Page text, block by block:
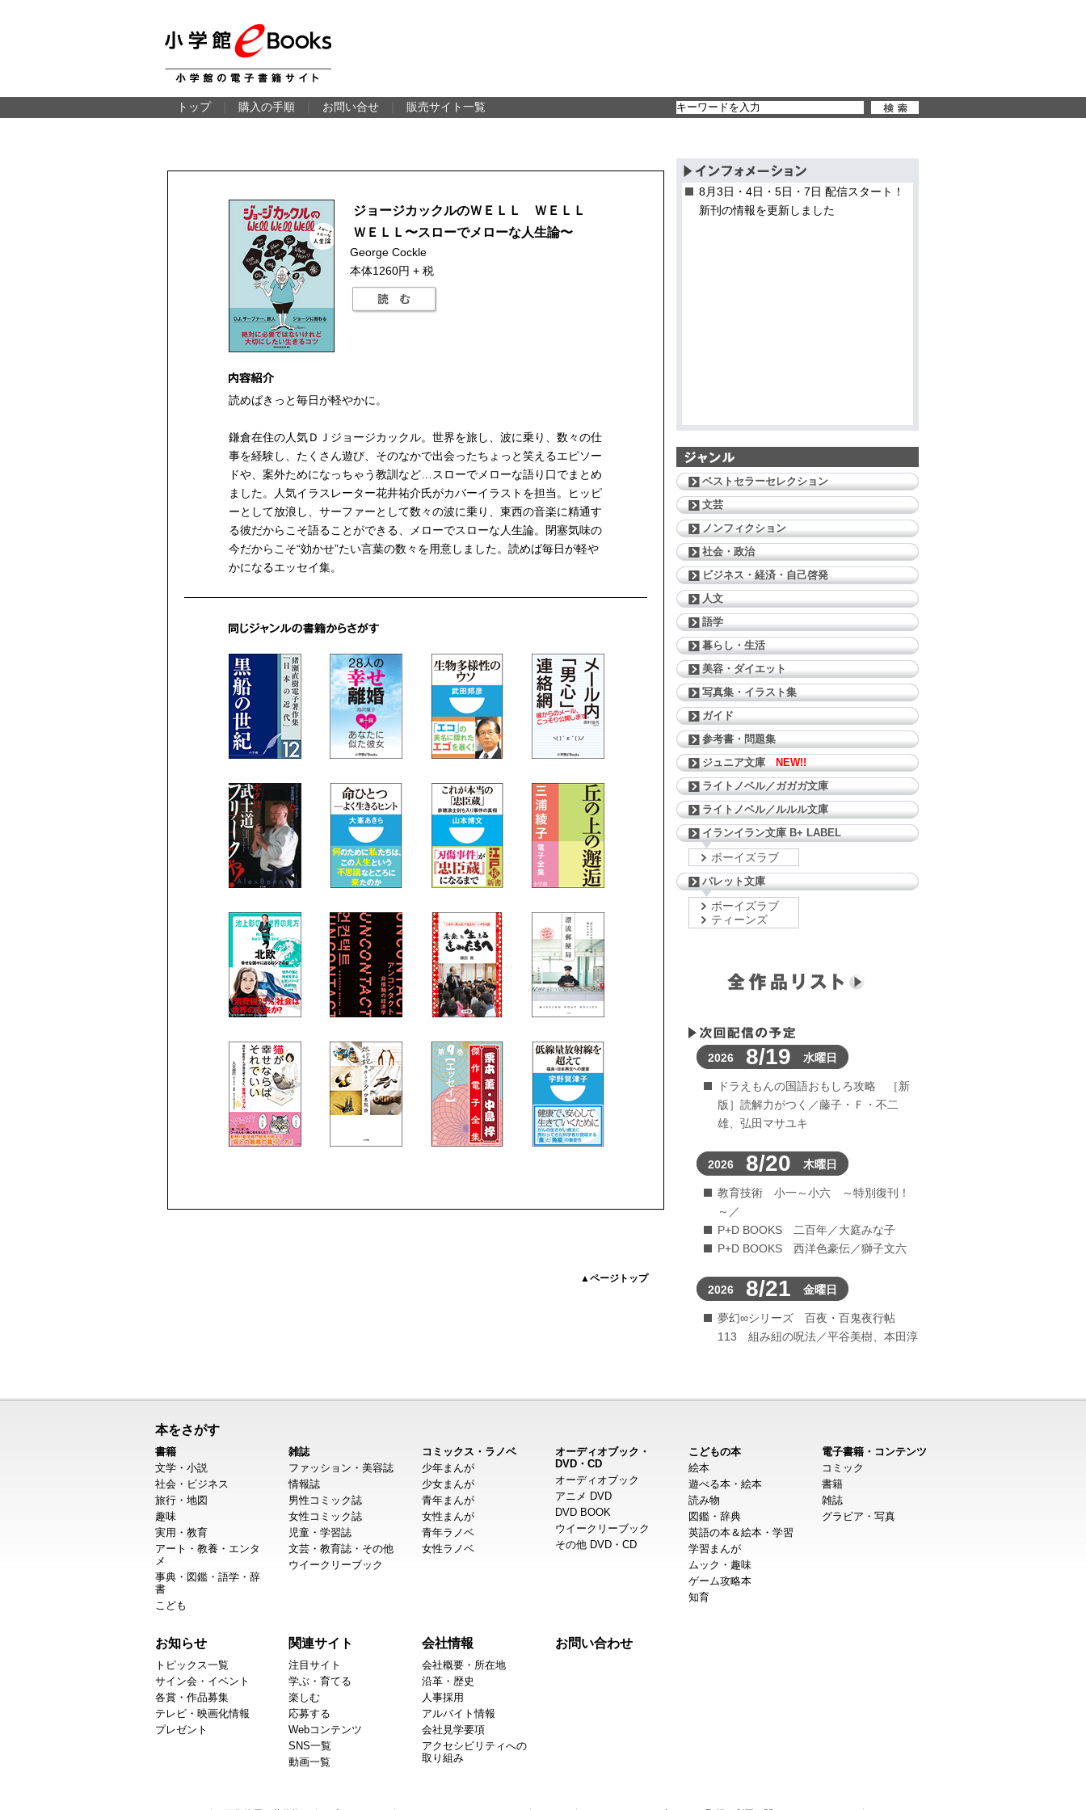
トップ 購入の手順 お問い合せ 販売サイト一覧
ジョージカックルのＷＥＬＬ ＷＥＬＬ
ＷＥＬＬ〜スローでメローな人生論〜
George Cockle
本体1260円 + 税
読めばきっと毎日が軽やかに。
鎌倉在住の人気ＤＪジョージカックル。世界を旅し、波に乗り、数々の仕
事を経験し、たくさん遊び、そのなかで出会ったちょっと笑えるエピソー
ドや、案外ためになっちゃう教訓など…スローでメローな語り口でまとめ
ました。人気イラスレーター花井祐介氏がカバーイラストを担当。ヒッピ
ーとして放浪し、サーファーとして数々の波に乗り、東西の音楽に精通す
る彼だからこそ語ることができる、メローでスローな人生論。閉塞気味の
今だからこそ“効かせ”たい言葉の数々を用意しました。読めば毎日が軽や
かになるエッセイ集。
▲ページトップ
8月3日・4日・5日・7日 配信スタート！
新刊の情報を更新しました
ベストセラーセレクション
文芸
ノンフィクション
社会・政治
ビジネス・経済・自己啓発
人文
語学
暮らし・生活
美容・ダイエット
写真集・イラスト集
ガイド
参考書・問題集
ジュニア文庫
NEW!!
ライトノベル／ガガガ文庫
ライトノベル／ルルル文庫
イランイラン文庫 B+ LABEL
ボーイズラブ
パレット文庫
ボーイズラブ
ティーンズ
2026 8/19 水曜日
ドラえもんの国語おもしろ攻略 ［新
版］読解力がつく／藤子・Ｆ・不二
雄、弘田マサユキ
2026 8/20 木曜日
教育技術 小一～小六 ～特別復刊！
～／
P+D BOOKS 二百年／大庭みな子
P+D BOOKS 西洋色豪伝／獅子文六
2026 8/21 金曜日
夢幻∞シリーズ 百夜・百鬼夜行帖
113 組み紐の呪法／平谷美樹、本田淳
本をさがす
書籍
文学・小説
社会・ビジネス
旅行・地図
趣味
実用・教育
アート・教養・エンタ
メ
事典・図鑑・語学・辞
書
こども
雑誌
ファッション・美容誌
情報誌
男性コミック誌
女性コミック誌
児童・学習誌
文芸・教育誌・その他
ウイークリーブック
コミックス・ラノベ
少年まんが
少女まんが
青年まんが
女性まんが
青年ラノベ
女性ラノベ
オーディオブック・
DVD・CD
オーディオブック
アニメ DVD
DVD BOOK
ウイークリーブック
その他 DVD・CD
こどもの本
絵本
遊べる本・絵本
読み物
図鑑・辞典
英語の本＆絵本・学習
学習まんが
ムック・趣味
ゲーム攻略本
知育
電子書籍・コンテンツ
コミック
書籍
雑誌
グラビア・写真
お知らせ
トピックス一覧
サイン会・イベント
各賞・作品募集
テレビ・映画化情報
プレゼント
関連サイト
注目サイト
学ぶ・育てる
楽しむ
応募する
Webコンテンツ
SNS一覧
動画一覧
会社情報
会社概要・所在地
沿革・歴史
人事採用
アルバイト情報
会社見学要項
アクセシビリティへの
取り組み
お問い合わせ